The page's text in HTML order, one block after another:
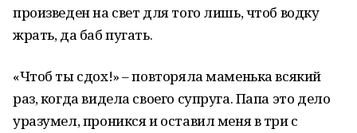
произведен на свет для того лишь, чтоб водку
жрать, да баб пугать.
«Чтоб ты сдох!» – повторяла маменька всякий
раз, когда видела своего супруга. Папа это дело
уразумел, проникся и оставил меня в три с